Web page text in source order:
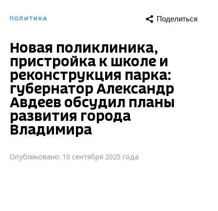
ПОЛИТИКА Поделиться
Новая поликлиника,
пристройка к школе и
реконструкция парка:
губернатор Александр
Авдеев обсудил планы
развития города
Владимира
Опубликовано: 10 сентября 2025 года